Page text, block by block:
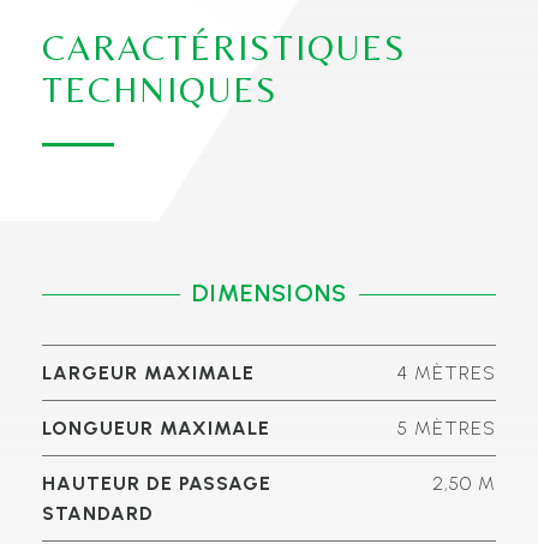
CARACTÉRISTIQUES
TECHNIQUES
DIMENSIONS
LARGEUR MAXIMALE 4 MÈTRES
LONGUEUR MAXIMALE 5 MÈTRES
HAUTEUR DE PASSAGE
STANDARD
2,50 M